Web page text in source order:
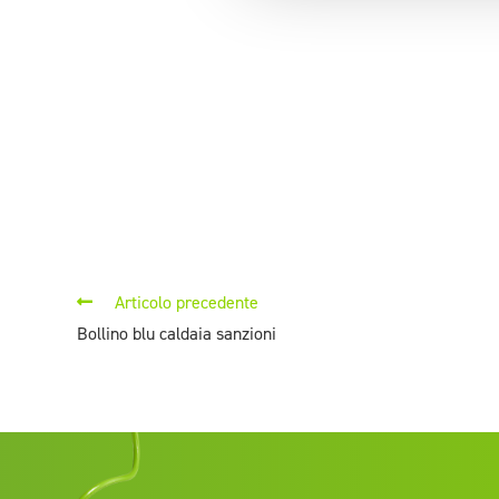
Articolo precedente
Bollino blu caldaia sanzioni